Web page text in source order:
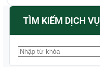
TÌM KIẾM DỊCH VỤ